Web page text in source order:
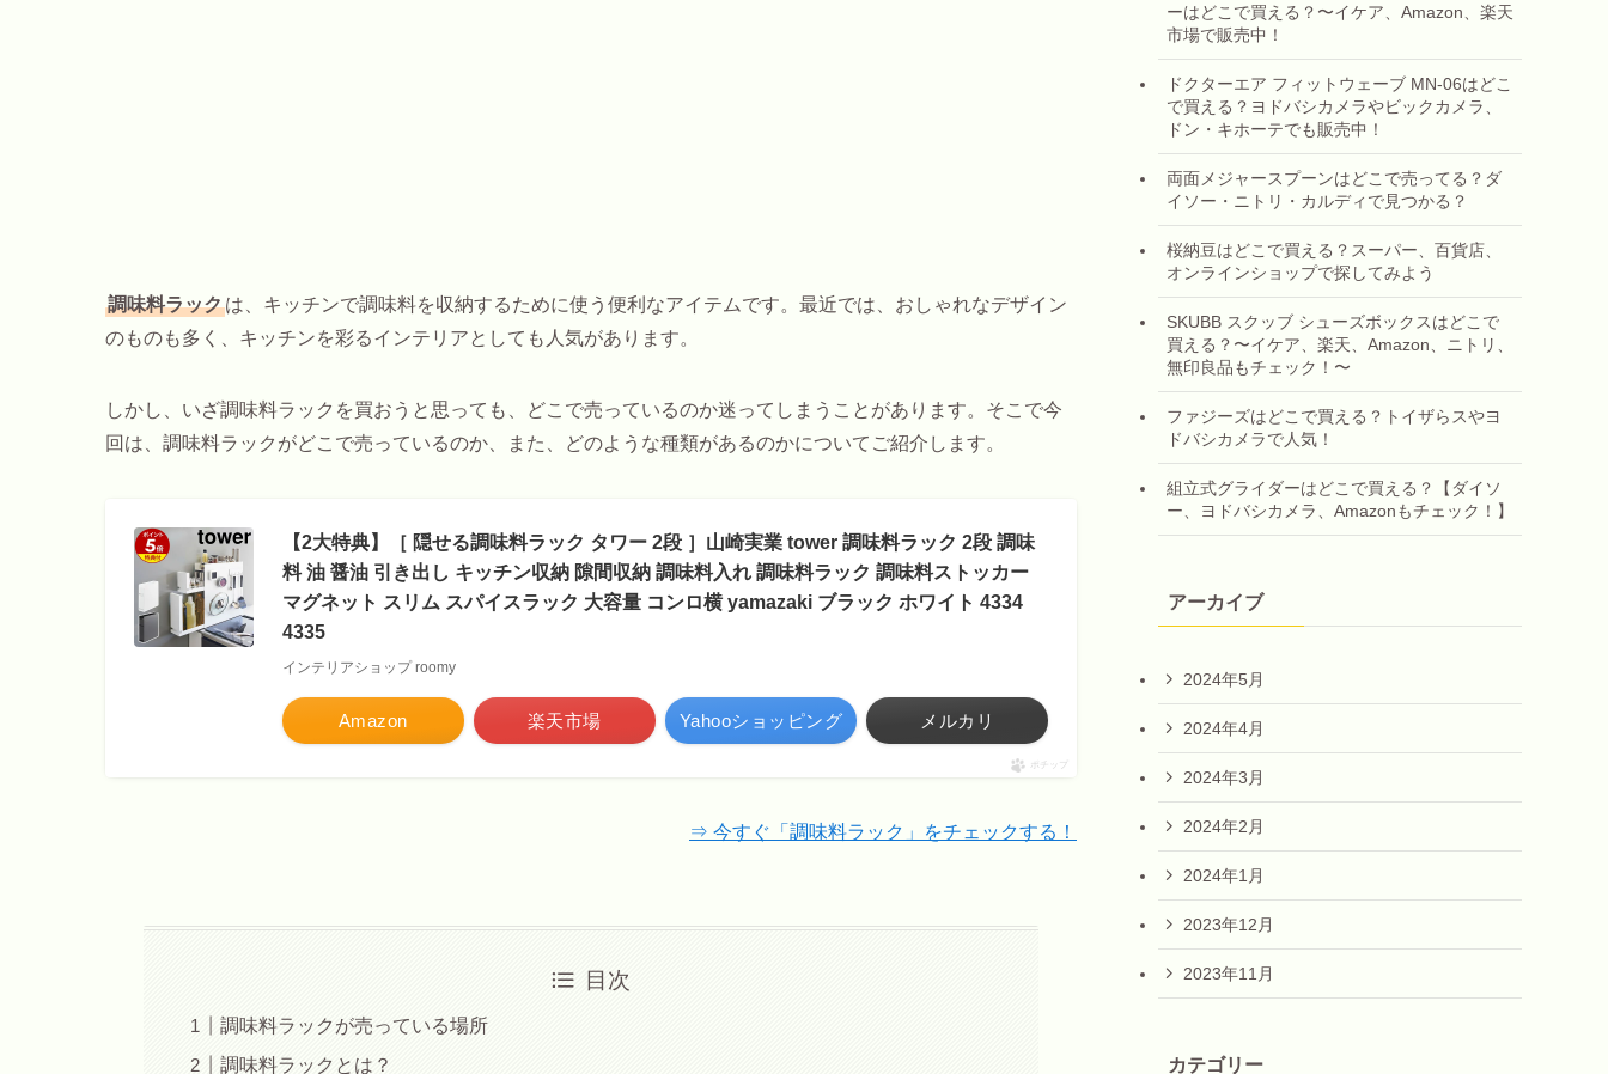
調味料ラックは、キッチンで調味料を収納するために使う便利なアイテムです。最近では、おしゃれなデザイン
のものも多く、キッチンを彩るインテリアとしても人気があります。
しかし、いざ調味料ラックを買おうと思っても、どこで売っているのか迷ってしまうことがあります。そこで今
回は、調味料ラックがどこで売っているのか、また、どのような種類があるのかについてご紹介します。
【2大特典】［ 隠せる調味料ラック タワー 2段 ］山崎実業 tower 調味料ラック 2段 調味
料 油 醤油 引き出し キッチン収納 隙間収納 調味料入れ 調味料ラック 調味料ストッカー
マグネット スリム スパイスラック 大容量 コンロ横 yamazaki ブラック ホワイト 4334
4335
インテリアショップ roomy
Amazon 楽天市場 Yahooショッピング メルカリ
ポチップ
⇒ 今すぐ「調味料ラック」をチェックする！
目次
調味料ラックが売っている場所
調味料ラックとは？
ーはどこで買える？〜イケア、Amazon、楽天
市場で販売中！
ドクターエア フィットウェーブ MN-06はどこ
で買える？ヨドバシカメラやビックカメラ、
ドン・キホーテでも販売中！
両面メジャースプーンはどこで売ってる？ダ
イソー・ニトリ・カルディで見つかる？
桜納豆はどこで買える？スーパー、百貨店、
オンラインショップで探してみよう
SKUBB スクッブ シューズボックスはどこで
買える？〜イケア、楽天、Amazon、ニトリ、
無印良品もチェック！〜
ファジーズはどこで買える？トイザらスやヨ
ドバシカメラで人気！
組立式グライダーはどこで買える？【ダイソ
ー、ヨドバシカメラ、Amazonもチェック！】
アーカイブ
2024年5月
2024年4月
2024年3月
2024年2月
2024年1月
2023年12月
2023年11月
カテゴリー